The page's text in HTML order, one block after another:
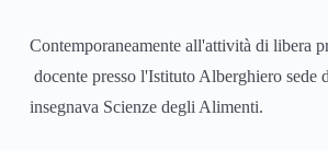
Contemporaneamente all'attività di libera
docente presso l'Istituto Alberghiero sede
insegnava Scienze degli Alimenti.